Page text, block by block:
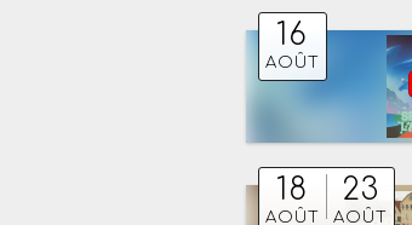
16
AOÛT
18
AOÛT
23
AOÛT